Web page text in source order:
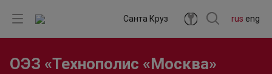
rus eng
Санта Круз
ОЭЗ «Технополис «Москва»